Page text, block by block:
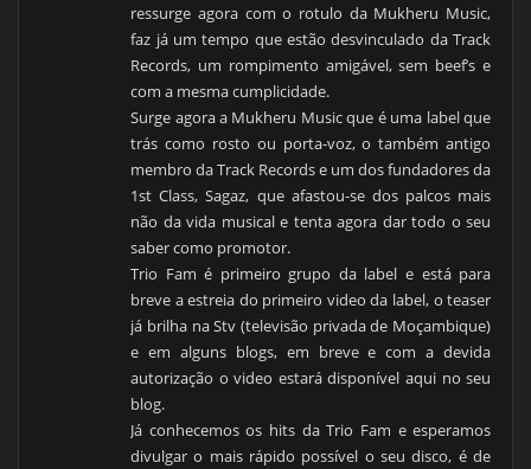
ressurge agora com o rotulo da Mukheru Music,
faz já um tempo que estão desvinculado da Track
Records, um rompimento amigável, sem beef’s e
com a mesma cumplicidade.
Surge agora a Mukheru Music que é uma label que
trás como rosto ou porta-voz, o também antigo
membro da Track Records e um dos fundadores da
1st Class, Sagaz, que afastou-se dos palcos mais
não da vida musical e tenta agora dar todo o seu
saber como promotor.
Trio Fam é primeiro grupo da label e está para
breve a estreia do primeiro video da label, o teaser
já brilha na Stv (televisão privada de Moçambique)
e em alguns blogs, em breve e com a devida
autorização o video estará disponível aqui no seu
blog.
Já conhecemos os hits da Trio Fam e esperamos
divulgar o mais rápido possível o seu disco, é de